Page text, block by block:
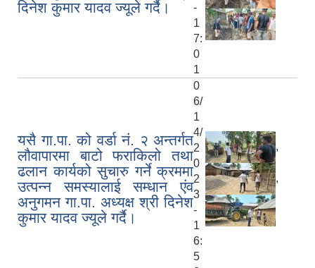
दिनेश कुमार यादव ज्यूले गर्दै।
-
1
7:
0
1
यसै गा.पा. को वर्डा नं. २ अन्तर्गत
लौवापारमा बाटो फराकिलो तथा
ढलान कार्यको सुचारु गर्ने क्रममा
उत्पन्न समस्यालाई सम्धान एंव
अनुगमन गा.पा. अध्यक्ष श्री दिनेश
कुमार यादव ज्यूले गर्दै।
0
6/
1
4/
2
0
2
3
-
1
6:
5
,
,